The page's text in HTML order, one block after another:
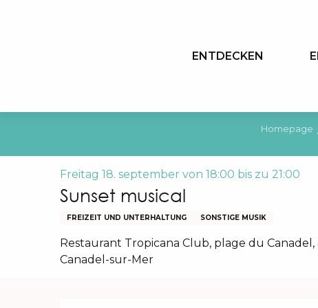
ENTDECKEN
Homepage
Freitag 18. september von 18:00 bis zu 21:00
Sunset musical
FREIZEIT UND UNTERHALTUNG SONSTIGE MUSIK
Restaurant Tropicana Club, plage du
Canadel-sur-Mer